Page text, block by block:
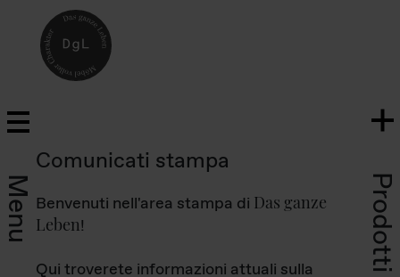
Menu Prodotti
Comunicati stampa
Benvenuti nell'area stampa di Das ganze
Leben!
Qui troverete informazioni attuali sulla